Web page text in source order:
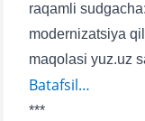
raqamli
modernizatsiya
maqolasi yuz.uz
Batafsil…
***